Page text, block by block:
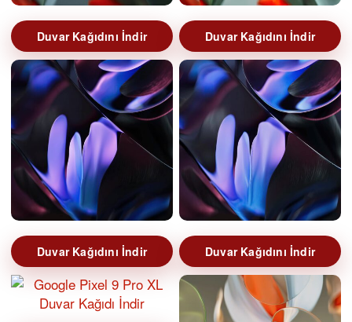
Duvar Kağıdını İndir Duvar Kağıdını İndir
Duvar Kağıdını İndir Duvar Kağıdını İndir